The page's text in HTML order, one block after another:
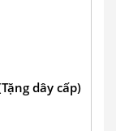
dây cấp)